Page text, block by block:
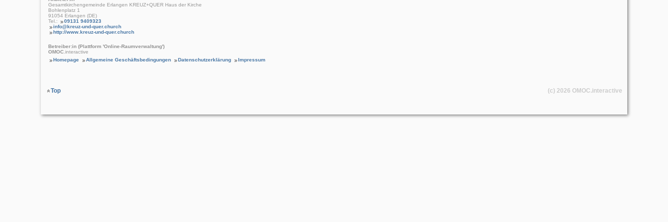
Gesamtkirchengemeinde Erlangen KREUZ+QUER Haus der Kirche
Bohlenplatz 1
91054 Erlangen (DE)
Tel.:
09131 9409323
info@kreuz-und-quer.church
http://www.kreuz-und-quer.church
Betreiber:in (Plattform 'Online-Raumverwaltung')
OMOC .interactive
Homepage
Allgemeine Geschäftsbedingungen Datenschutzerklärung Impressum
Top (c) 2026 OMOC.interactive